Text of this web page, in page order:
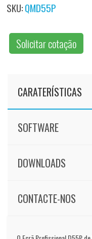
SKU:QMD55P
Solicitar cotação
CARATERÍSTICAS
SOFTWARE
DOWNLOADS
CONTACTE-NOS